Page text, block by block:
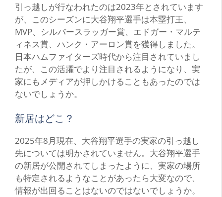
引っ越しが行なわれたのは2023年とされています
が、このシーズンに大谷翔平選手は本塁打王、
MVP、シルバースラッガー賞、エドガー・マルテ
ィネス賞、ハンク・アーロン賞を獲得しました。
日本ハムファイターズ時代から注目されていまし
たが、この活躍でより注目されるようになり、実
家にもメディアが押しかけることもあったのでは
ないでしょうか。
新居はどこ？
2025年8月現在、大谷翔平選手の実家の引っ越し
先については明かされていません。大谷翔平選手
の新居が公開されてしまったように、実家の場所
も特定されるようなことがあったら大変なので、
情報が出回ることはないのではないでしょうか。